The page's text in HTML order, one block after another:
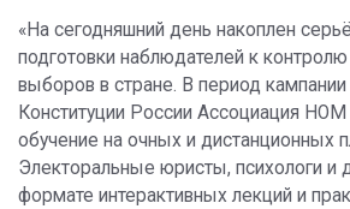
«На сегодняшний день накоплен
подготовки наблюдателей к
выборов в стране. В период
Конституции России Ассоциация НОМ
обучение на очных и дистанционных
Электоральные юристы, психологи и
формате интерактивных лекций и